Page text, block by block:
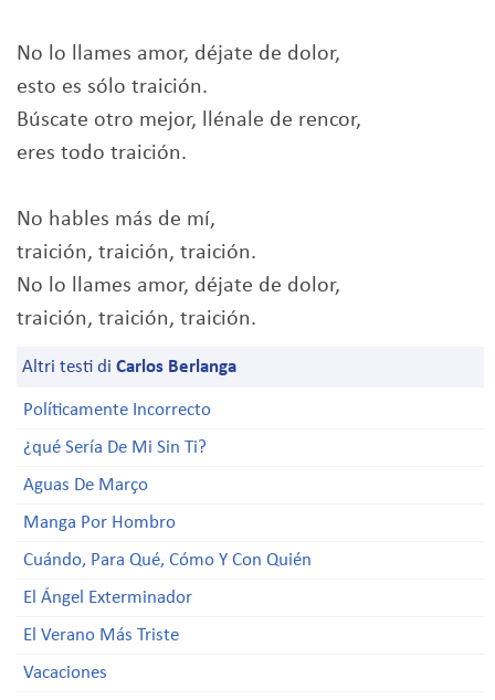
No lo llames amor, déjate de dolor,
esto es sólo traición.
Búscate otro mejor, llénale de rencor,
eres todo traición.
No hables más de mí,
traición, traición, traición.
No lo llames amor, déjate de dolor,
traición, traición, traición.
Altri testi di Carlos Berlanga
Políticamente Incorrecto
¿qué Sería De Mi Sin Ti?
Aguas De Março
Manga Por Hombro
Cuándo, Para Qué, Cómo Y Con Quién
El Ángel Exterminador
El Verano Más Triste
Vacaciones